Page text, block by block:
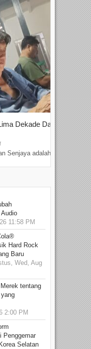
Dekade Dalam
Senjaya adalah...
11:58 PM
Hard Rock
Baru
Wed, Aug
tentang
2:00 PM
Penggemar
Selatan